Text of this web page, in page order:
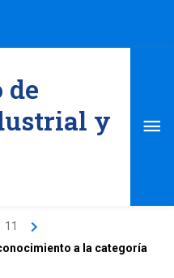
de
y
11
a la categoría